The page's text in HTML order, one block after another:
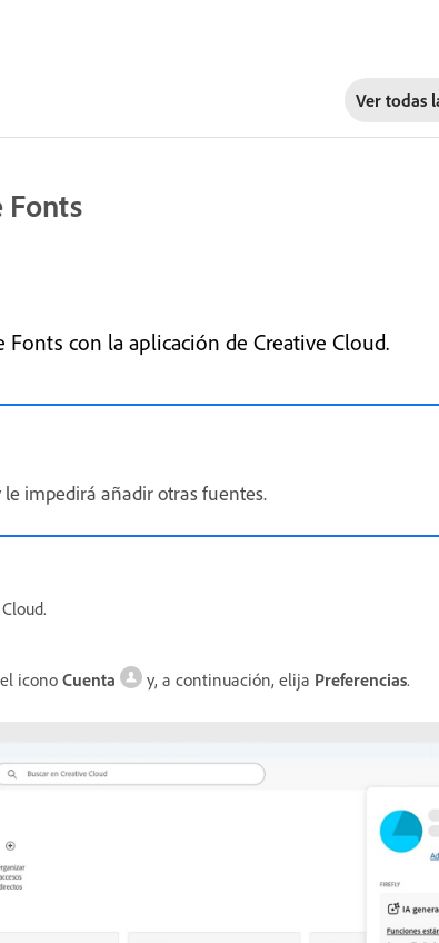
Ver todas
Fonts
con la aplicación de Creative Cloud.
impedirá añadir otras fuentes.
icono Cuenta y, a continuación, elija Preferencias.